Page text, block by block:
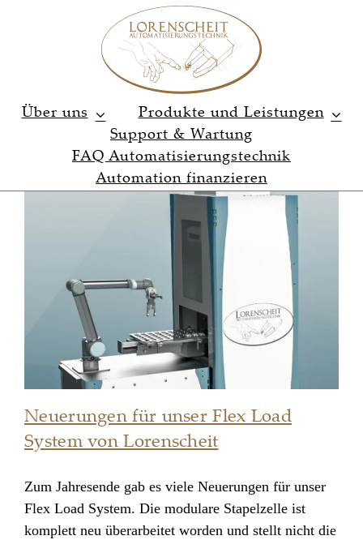
Über uns
Produkte und Leistungen
Support & Wartung
FAQ Automatisierungstechnik
Automation finanzieren
Neuerungen für unser Flex Load
System von Lorenscheit
Neuerungen für unser Flex Load
System von Lorenscheit
Zum Jahresende gab es viele Neuerungen für unser
Flex Load System. Die modulare Stapelzelle ist
komplett neu überarbeitet worden und stellt nicht die